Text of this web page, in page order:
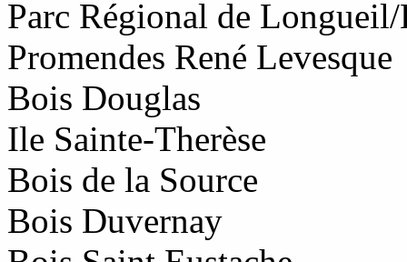
Parc Régional de
Promendes René Levesque
Bois Douglas
Ile Sainte-Therèse
Bois de la Source
Bois Duvernay